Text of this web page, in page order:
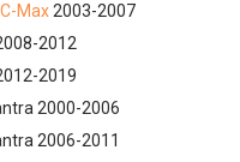
Max2003-2007
2012
2019
2000-2006
2006-2011